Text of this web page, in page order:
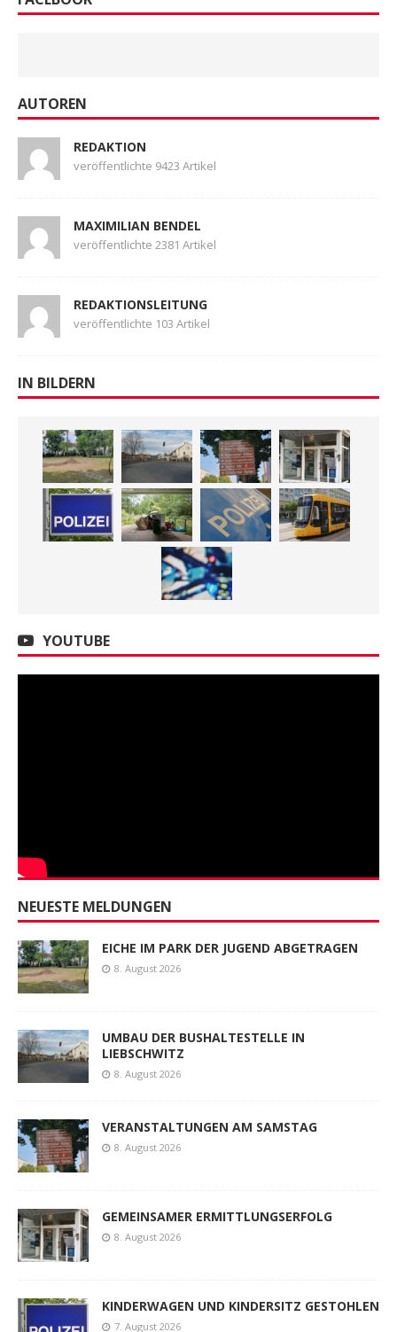
AUTOREN
REDAKTION
veröffentlichte 9423 Artikel
MAXIMILIAN BENDEL
veröffentlichte 2381 Artikel
REDAKTIONSLEITUNG
veröffentlichte 103 Artikel
IN BILDERN
YOUTUBE
NEUESTE MELDUNGEN
EICHE IM PARK DER JUGEND ABGETRAGEN
8. August 2026
UMBAU DER BUSHALTESTELLE IN
LIEBSCHWITZ
8. August 2026
VERANSTALTUNGEN AM SAMSTAG
8. August 2026
GEMEINSAMER ERMITTLUNGSERFOLG
8. August 2026
KINDERWAGEN UND KINDERSITZ GESTOHLEN
7. August 2026